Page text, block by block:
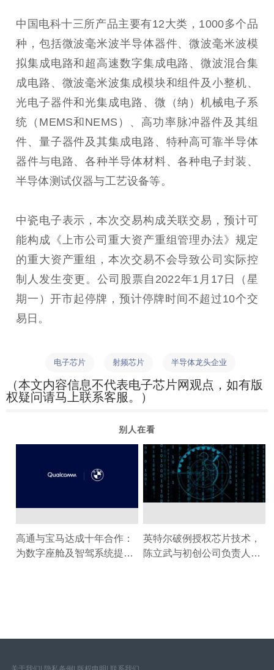
中国电科十三所产品主要有12大类，1000多个品
种，包括微波毫米波半导体器件、微波毫米波模
拟集成电路和超高速数字集成电路、微波混合集
成电路、微波毫米波集成模块和组件及小整机、
光电子器件和光集成电路、微（纳）机械电子系
统（MEMS和NEMS）、高功率脉冲器件及其组
件、量子器件及其集成电路、特种高可靠半导体
器件与电路、各种半导体材料、各种电子封装、
半导体测试仪器与工艺设备等。
中瓷电子表示，本次交易构成关联交易，预计可
能构成《上市公司重大资产重组管理办法》规定
的重大资产重组，本次交易不会导致公司实际控
制人发生变更。公司股票自2022年1月17日（星
期一）开市起停牌，预计停牌时间不超过10个交
易日。
电子芯片 射频芯片 半导体龙头企业
（本文内容信息不代表电子芯片网观点，如有版
权疑问请马上联系客服。）
别人在看
高通与宝马达成十年合作：
为数字座舱及智驾系统提供
英特尔破例授权芯片技术，
陈立武与初创公司负责人长